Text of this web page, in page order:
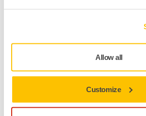
Allow all
Customize
eoliană, inclusiv în șlefuirea dificilă a
Uneltele electrice Mirka combină o
design ergonomic care se apropie mai
Citiți mai multe despre